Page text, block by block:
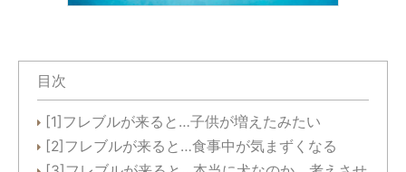
目次
[1]フレブルが来ると…子供が増えたみたい
[2]フレブルが来ると…食事中が気まずくなる